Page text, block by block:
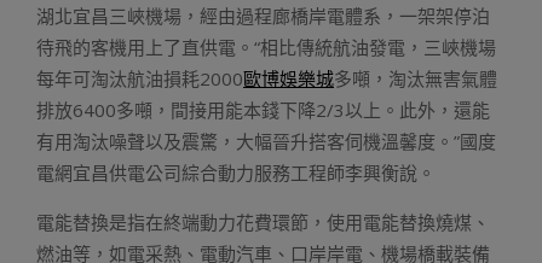
湖北宜昌三峽機場，經由過程廊橋岸電體系，一架架停泊
待飛的客機用上了直供電。“相比傳統航油發電，三峽機場
每年可淘汰航油損耗2000歐博娛樂城多噸，淘汰無害氣體
排放6400多噸，間接用能本錢下降2/3以上。此外，還能
有用淘汰噪聲以及震驚，大幅晉升搭客伺機溫馨度。”國度
電網宜昌供電公司綜合動力服務工程師李興衡說。
電能替換是指在終端動力花費環節，使用電能替換燒煤、
燃油等，如電采熱、電動汽車、口岸岸電、機場橋載裝備